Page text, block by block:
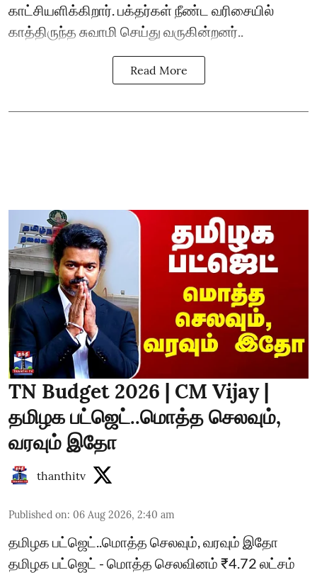
காட்சியளிக்கிறார். பக்தர்கள் நீண்ட வரிசையில்
காத்திருந்த சுவாமி செய்து வருகின்றனர்..
Read More
TN Budget 2026 | CM Vijay |
தமிழக பட்ஜெட்..மொத்த செலவும்,
வரவும் இதோ
thanthitv
Published on: 06 Aug 2026, 2:40 am
தமிழக பட்ஜெட்..மொத்த செலவும், வரவும் இதோ
தமிழக பட்ஜெட் - மொத்த செலவினம் ₹4.72 லட்சம்